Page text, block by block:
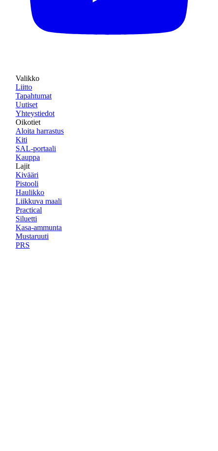
Valikko
Liitto
Tapahtumat
Uutiset
Yhteystiedot
Oikotiet
Aloita harrastus
Kiti
SAL-portaali
Kauppa
Lajit
Kivääri
Pistooli
Haulikko
Liikkuva maali
Practical
Siluetti
Kasa-ammunta
Mustaruuti
PRS